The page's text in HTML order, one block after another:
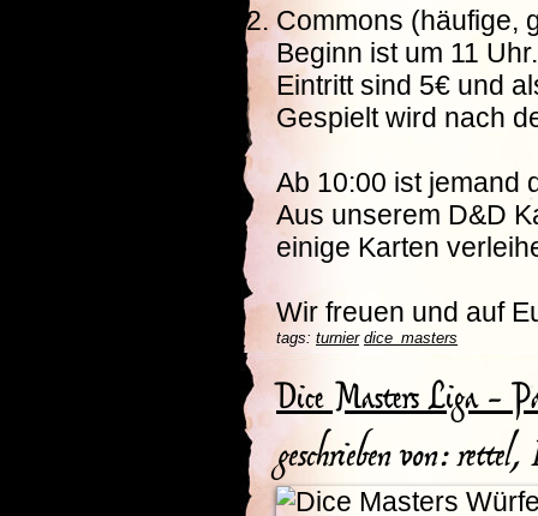
Commons (häufige,
Beginn ist um 11
Eintritt sind 5€ und
Gespielt wird nach
Ab 10:00 ist jemand
Aus unserem D&D
einige Karten
Wir freuen und auf
tags: turnier dice_masters
Dice Masters Liga -
geschrieben von: